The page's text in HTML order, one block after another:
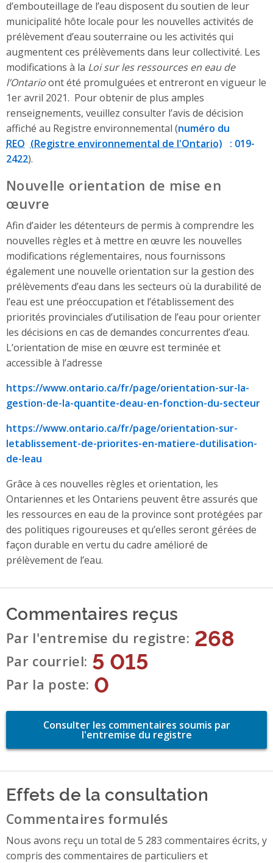
d’embouteillage de l’eau disposent du soutien de leur
municipalité hôte locale pour les nouvelles activités de
prélèvement d’eau souterraine ou les activités qui
augmentent ces prélèvements dans leur collectivité. Les
modifications à la Loi sur les ressources en eau de
l’Ontarioont été promulguées et entreront en vigueur le
1er avril 2021. Pour obtenir de plus amples
renseignements, veuillez consulter l’avis de décision
affiché au Registre environnemental (numéro du
REO
: 019-
2422).
Nouvelle orientation de mise en
œuvre
Afin d’aider les détenteurs de permis à comprendre les
nouvelles règles et à mettre en œuvre les nouvelles
modifications réglementaires, nous fournissons
également une nouvelle orientation sur la gestion des
prélèvements d’eau dans les secteurs où la durabilité de
l’eau est une préoccupation et l’établissement des
priorités provinciales d’utilisation de l’eau pour orienter
les décisions en cas de demandes concurrentes d’eau.
L’orientation de mise en œuvre est terminée et
accessible à l’adresse
https://www.ontario.ca/fr/page/orientation-sur-la-
gestion-de-la-quantite-deau-en-fonction-du-secteur
https://www.ontario.ca/fr/page/orientation-sur-
letablissement-de-priorites-en-matiere-dutilisation-
de-leau
Grâce à ces nouvelles règles et orientation, les
Ontariennes et les Ontariens peuvent être assurés que
les ressources en eau de la province sont protégées par
des politiques rigoureuses et qu’elles seront gérées de
façon durable en vertu du cadre amélioré de
prélèvement de l’eau.
Commentaires reçus
Par l'entremise du registre 268
Par courriel 5 015
Par la poste 0
Consulter les commentaires soumis par
l'entremise du registre
Effets de la consultation
Commentaires formulés
Nous avons reçu un total de 5 283 commentaires écrits, y
compris des commentaires de particuliers et